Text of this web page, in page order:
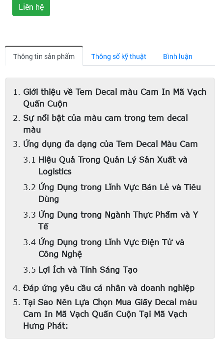
Liên hệ
Thông tin sản phẩm Thông số kỹ thuật Bình luận
Giới thiệu về Tem Decal màu Cam In Mã Vạch
Quấn Cuộn
Sự nổi bật của màu cam trong tem decal
màu
Ứng dụng đa dạng của Tem Decal Màu Cam
Hiệu Quả Trong Quản Lý Sản Xuất và
Logistics
Ứng Dụng trong Lĩnh Vực Bán Lẻ và Tiêu
Dùng
Ứng Dụng trong Ngành Thực Phẩm và Y
Tế
Ứng Dụng trong Lĩnh Vực Điện Tử và
Công Nghệ
Lợi Ích và Tính Sáng Tạo
Đáp ứng yêu cầu cá nhân và doanh nghiệp
Tại Sao Nên Lựa Chọn Mua Giấy Decal màu
Cam In Mã Vạch Quấn Cuộn Tại Mã Vạch
Hưng Phát: